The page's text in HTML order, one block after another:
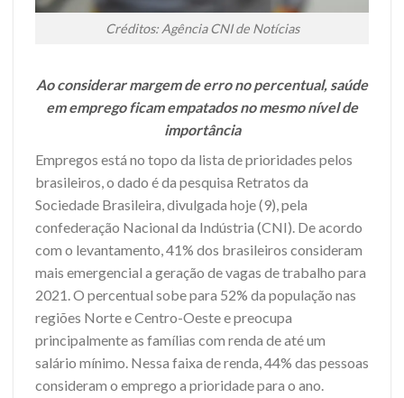
Créditos: Agência CNI de Notícias
Ao considerar margem de erro no percentual, saúde
em emprego ficam empatados no mesmo nível de
importância
Empregos está no topo da lista de prioridades pelos
brasileiros, o dado é da pesquisa Retratos da
Sociedade Brasileira, divulgada hoje (9), pela
confederação Nacional da Indústria (CNI). De acordo
com o levantamento, 41% dos brasileiros consideram
mais emergencial a geração de vagas de trabalho para
2021. O percentual sobe para 52% da população nas
regiões Norte e Centro-Oeste e preocupa
principalmente as famílias com renda de até um
salário mínimo. Nessa faixa de renda, 44% das pessoas
consideram o emprego a prioridade para o ano.